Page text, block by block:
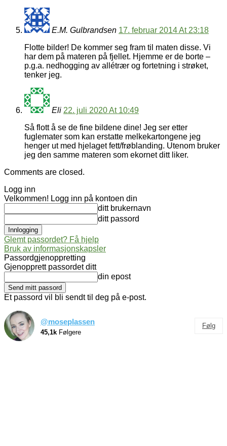
E.M. Gulbrandsen 17. februar 2014 At 23:18
Flotte bilder! De kommer seg fram til maten disse. Vi
har dem på materen på fjellet. Hjemme er de borte –
p.g.a. nedhogging av allétrær og fortetning i strøket,
tenker jeg.
Eli 22. juli 2020 At 10:49
Så flott å se de fine bildene dine! Jeg ser etter
fuglemater som kan erstatte melkekartongene jeg
henger ut med hjelaget fett/frøblanding. Utenom bruker
jeg den samme materen som ekornet ditt liker.
Comments are closed.
Logg inn
Velkommen! Logg inn på kontoen din
ditt brukernavn
ditt passord
Glemt passordet? Få hjelp
Bruk av informasjonskapsler
Passordgjenoppretting
Gjenopprett passordet ditt
din epost
Et passord vil bli sendt til deg på e-post.
@moseplassen
45,1k Følgere
Følg